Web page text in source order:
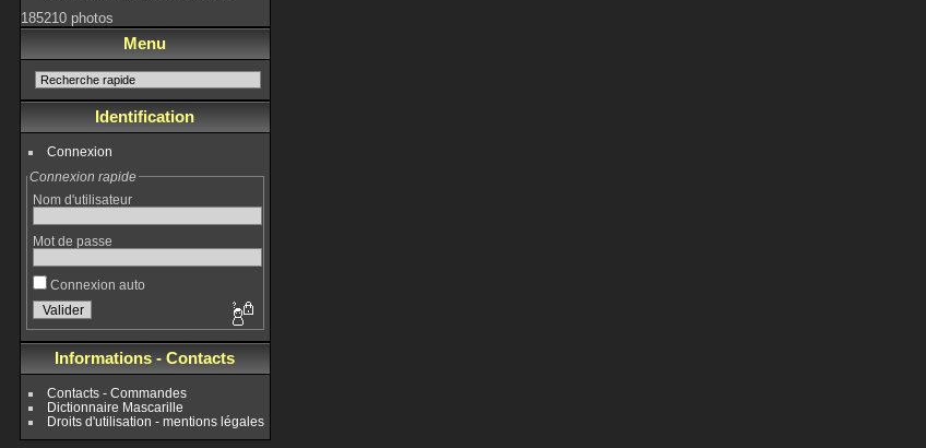
185210 photos
Menu
Identification
Connexion
Connexion rapide
Nom d'utilisateur
Mot de passe
Connexion auto
Informations - Contacts
Contacts - Commandes
Dictionnaire Mascarille
Droits d'utilisation - mentions légales